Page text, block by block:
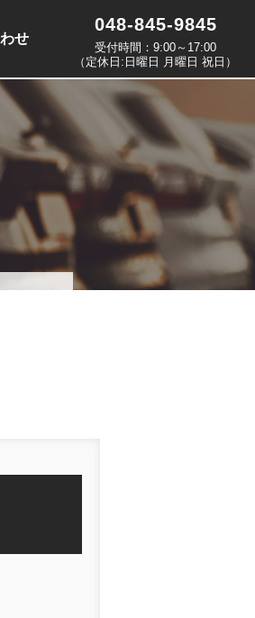
せ
048-845-9845
受付時間：9:00～17:00
（定休日:日曜日 月曜日 祝日）